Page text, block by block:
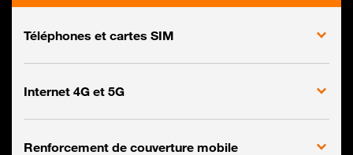
Téléphones et cartes SIM
Internet 4G et 5G
Renforcement de couverture mobile